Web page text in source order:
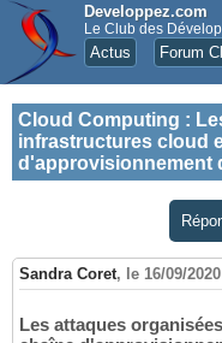
Developpez.com
Le Club des
Actus Forum
Cloud Computing :
infrastructures cloud
d'approvisionnement
Sandra Coret, le 16/09/
Les attaques